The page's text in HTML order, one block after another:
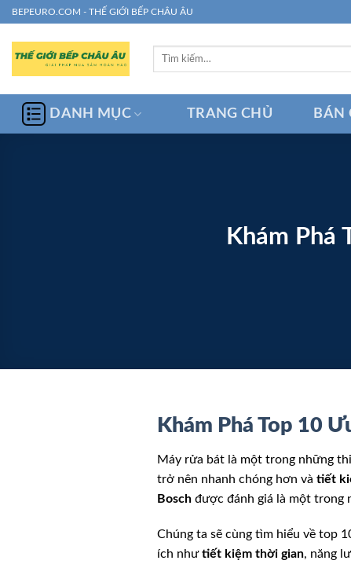
Chuyển
BEPEURO.COM - THẾ GIỚI BẾP CHÂU ÂU
Tìm
DANH MỤC TRANG CHỦ BÁN
Khám Phá
Khám Phá Top 10
Máy rửa bát là một trong những
trở nên nhanh chóng hơn và tiết
Boschđược đánh giá là một trong
Chúng ta sẽ cùng tìm hiểu về top
ích nhưtiết kiệm thời gian, năng